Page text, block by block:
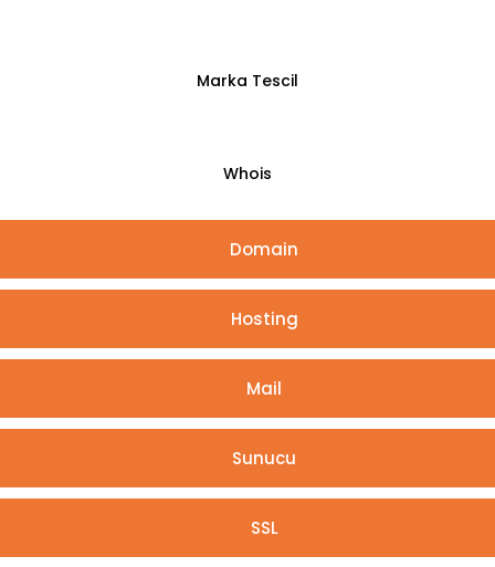
Marka Tescil
Whois
Domain
Hosting
Mail
Sunucu
SSL